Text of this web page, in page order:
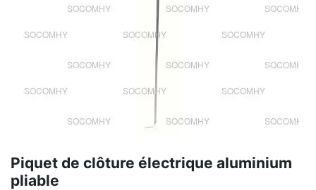
Piquet de clôture électrique aluminium
pliable